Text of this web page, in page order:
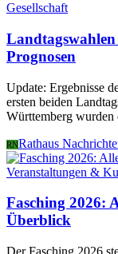
Gesellschaft
Prognosen
Update: Ergebnisse
ersten beiden
Württemberg
RNRathaus
Veranstaltungen &
Fasching 2026:
Überblick
Der Fasching 2026